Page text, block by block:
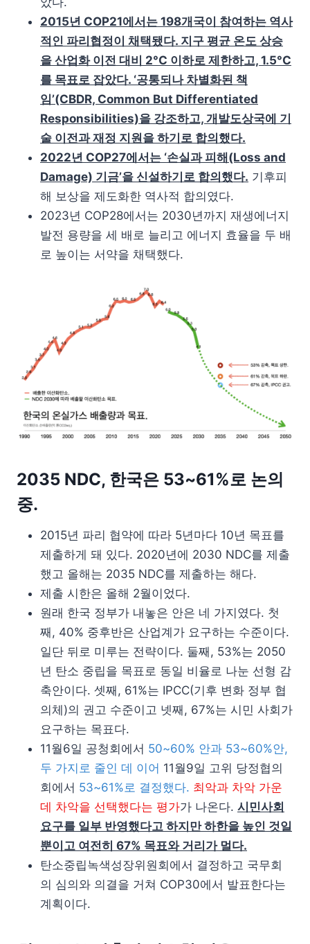
2015년 COP21에서는 198개국이 참여하는 역사
적인 파리협정이 채택됐다. 지구 평균 온도 상승
을 산업화 이전 대비 2°C 이하로 제한하고, 1.5°C
를 목표로 잡았다. ‘공통되나 차별화된 책
임’(CBDR, Common But Differentiated
Responsibilities)을 강조하고, 개발도상국에 기
술 이전과 재정 지원을 하기로 합의했다.
2022년 COP27에서는 ‘손실과 피해(Loss and
Damage) 기금’을 신설하기로 합의했다. 기후피
해 보상을 제도화한 역사적 합의였다.
2023년 COP28에서는 2030년까지 재생에너지
발전 용량을 세 배로 늘리고 에너지 효율을 두 배
로 높이는 서약을 채택했다.
2035 NDC, 한국은 53~61%로 논의
중.
2015년 파리 협약에 따라 5년마다 10년 목표를
제출하게 돼 있다. 2020년에 2030 NDC를 제출
했고 올해는 2035 NDC를 제출하는 해다.
제출 시한은 올해 2월이었다.
원래 한국 정부가 내놓은 안은 네 가지였다. 첫
째, 40% 중후반은 산업계가 요구하는 수준이다.
일단 뒤로 미루는 전략이다. 둘째, 53%는 2050
년 탄소 중립을 목표로 동일 비율로 나눈 선형 감
축안이다. 셋째, 61%는 IPCC(기후 변화 정부 협
의체)의 권고 수준이고 넷째, 67%는 시민 사회가
요구하는 목표다.
11월6일 공청회에서 50~60% 안과 53~60%안,
두 가지로 줄인 데 이어 11월9일 고위 당정협의
회에서 53~61%로 결정했다. 최악과 차악 가운
데 차악을 선택했다는 평가가 나온다. 시민사회
요구를 일부 반영했다고 하지만 하한을 높인 것일
뿐이고 여전히 67% 목표와 거리가 멀다.
탄소중립녹색성장위원회에서 결정하고 국무회
의 심의와 의결을 거쳐 COP30에서 발표한다는
계획이다.